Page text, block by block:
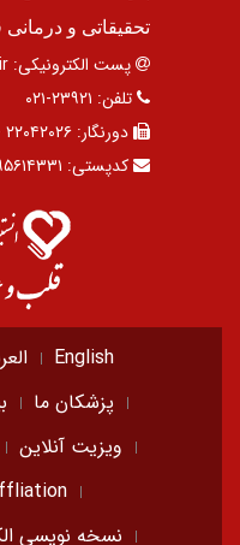
تحقیقاتی و
پست الکترونیکی:
تلفن: ۲۳۹۲۱-۰۲۱
دورنگار: ۲۲۰۴۲۰۲۶ -۰۲۱
کدپستی:
English
پزشکان ما
ویزیت آنلاین
نسخه نویسی